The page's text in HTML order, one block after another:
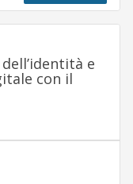
e
con il